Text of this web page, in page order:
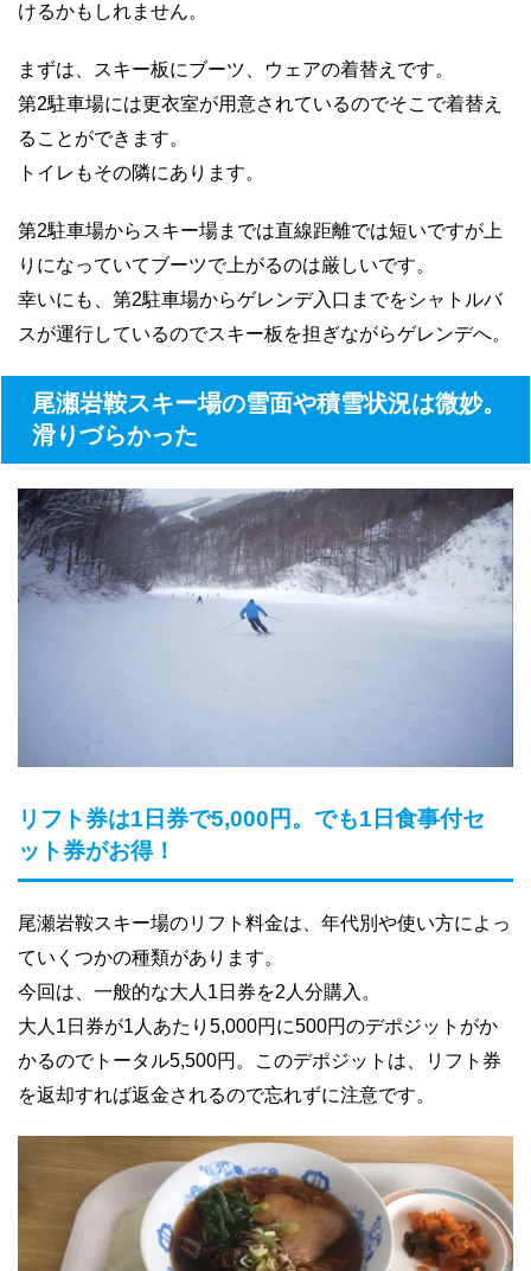
けるかもしれません。
まずは、スキー板にブーツ、ウェアの着替えです。
第2駐車場には更衣室が用意されているのでそこで着替え
ることができます。
トイレもその隣にあります。
第2駐車場からスキー場までは直線距離では短いですが上
りになっていてブーツで上がるのは厳しいです。
幸いにも、第2駐車場からゲレンデ入口までをシャトルバ
スが運行しているのでスキー板を担ぎながらゲレンデへ。
尾瀬岩鞍スキー場の雪面や積雪状況は微妙。
滑りづらかった
リフト券は1日券で5,000円。でも1日食事付セ
ット券がお得！
尾瀬岩鞍スキー場のリフト料金は、年代別や使い方によっ
ていくつかの種類があります。
今回は、一般的な大人1日券を2人分購入。
大人1日券が1人あたり5,000円に500円のデポジットがか
かるのでトータル5,500円。このデポジットは、リフト券
を返却すれば返金されるので忘れずに注意です。